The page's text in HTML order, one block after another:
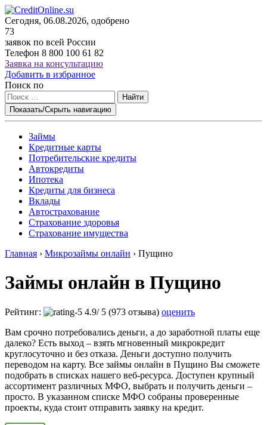
Сегодня, 06.08.2026, одобрено
73
заявок по всей России
Телефон 8 800 100 61 82
Заявка на консультацию
Добавить в избранное
Поиск по
Найти
Показать/Скрыть навигацию
Займы
Кредитные карты
Потребительские кредиты
Автокредиты
Ипотека
Кредиты для бизнеса
Вклады
Автострахование
Страхование здоровья
Страхование имущества
Главная › Микрозаймы онлайн › Пущино
Займы онлайн в Пущино
Рейтинг: 4.9/ 5 (973 отзыва) оценить
Вам срочно потребовались деньги, а до заработной платы еще
далеко? Есть выход – взять мгновенный микрокредит
круглосуточно и без отказа. Деньги доступно получить
переводом на карту. Все займы онлайн в Пущино Вы сможете
подобрать в списках нашего веб-ресурса. Доступен крупный
ассортимент различных МФО, выбрать и получить деньги –
просто. В указанном списке МФО собраны проверенные
проекты, куда стоит отправить заявку на кредит.